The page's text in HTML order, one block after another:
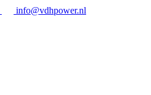
info@vdhpower.nl